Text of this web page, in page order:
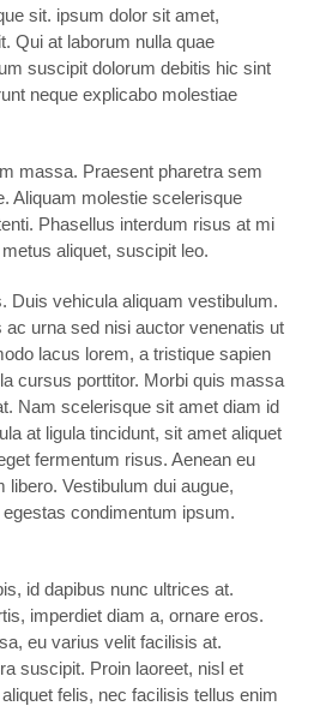
sit. ipsum dolor sit amet,
Qui at laborum nulla quae
suscipit dolorum debitis hic sint
neque explicabo molestiae
massa. Praesent pharetra sem
Aliquam molestie scelerisque
Phasellus interdum risus at mi
aliquet, suscipit leo.
Duis vehicula aliquam vestibulum.
urna sed nisi auctor venenatis ut
lacus lorem, a tristique sapien
cursus porttitor. Morbi quis massa
Nam scelerisque sit amet diam id
at ligula tincidunt, sit amet aliquet
fermentum risus. Aenean eu
libero. Vestibulum dui augue,
condimentum ipsum.
id dapibus nunc ultrices at.
imperdiet diam a, ornare eros.
eu varius velit facilisis at.
suscipit. Proin laoreet, nisl et
felis, nec facilisis tellus enim